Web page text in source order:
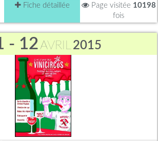
Fiche détaillée Page visitée 10198
fois
- 12AVRIL2015